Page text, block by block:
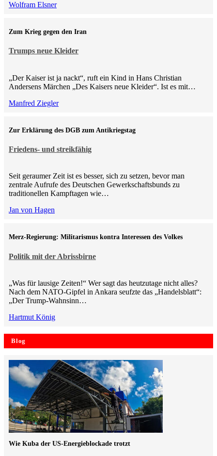
Wolfram Elsner
Trumps neue Kleider
Zum Krieg gegen den Iran
„Der Kaiser ist ja nackt“, ruft ein Kind in Hans Christian
Andersens Märchen „Des Kaisers neue Kleider“. Ist es mit…
Manfred Ziegler
Friedens- und streikfähig
Zur Erklärung des DGB zum Antikriegstag
Seit geraumer Zeit ist es besser, sich zu setzen, bevor man
zentrale Aufrufe des Deutschen Gewerkschaftsbunds zu
traditionellen Kampftagen wie…
Jan von Hagen
Politik mit der Abrissbirne
Merz-Regierung: Militarismus kontra Inte­ressen des Volkes
„Was für lausige Zeiten!“ Wer sagt das heutzutage nicht alles?
Nach dem NATO-Gipfel in Ankara seufzte das „Handelsblatt“:
„Der Trump-Wahnsinn…
Hartmut König
Blog
Wie Kuba der US-Energieblockade trotzt